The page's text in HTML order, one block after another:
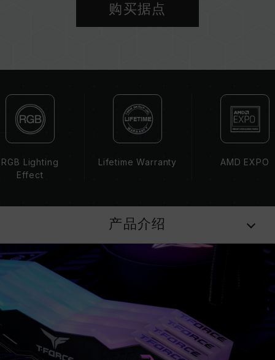
不稳定或不开机。
板、CPU 兼容性。
EXPO（AMD），内存将以 SPD 默认频率
（JEDEC 标准）运行，如 DDR5-4800 (或更
低)。此为正常行为，并非产品瑕疵。
XMP 3.0 / EXPO 需由使用者手动启用，部分主
统设定。
内存模块的标示频率为最高可达频率，并非所有系
统都能达成。
请确认您的主板与处理器支持对应的超频技术
（XMP 3.0 / EXPO），否则内存可能无法达到标
示的超频频率。
十铨科技的内存模块皆在正常电压情况下进行验
证，若有处理器或主板故障状况，请联系处理器或
主板相关售后服务。
购买据点
RGB Lighting
Effect
Lifetime Warranty AMD EXPO
产品介绍